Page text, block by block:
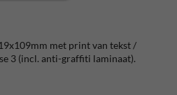
met print van tekst /
3 (incl. anti-graffiti laminaat).